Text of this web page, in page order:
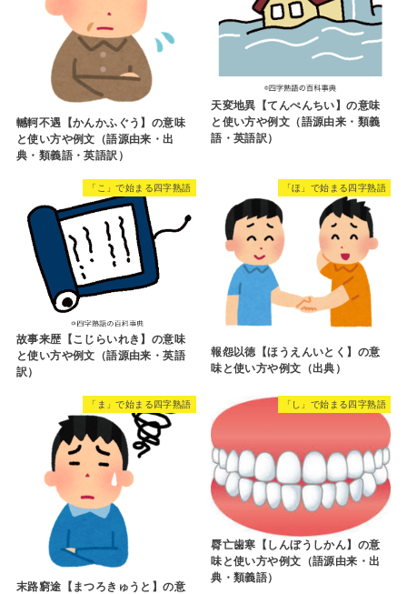
轗軻不遇【かんかふぐう】の意味
と使い方や例文（語源由来・出
典・類義語・英語訳）
天変地異【てんぺんちい】の意味
と使い方や例文（語源由来・類義
語・英語訳）
「こ」で始まる四字熟語
故事来歴【こじらいれき】の意味
と使い方や例文（語源由来・英語
訳）
「ほ」で始まる四字熟語
報怨以徳【ほうえんいとく】の意
味と使い方や例文（出典）
「ま」で始まる四字熟語
末路窮途【まつろきゅうと】の意
「し」で始まる四字熟語
脣亡歯寒【しんぼうしかん】の意
味と使い方や例文（語源由来・出
典・類義語）